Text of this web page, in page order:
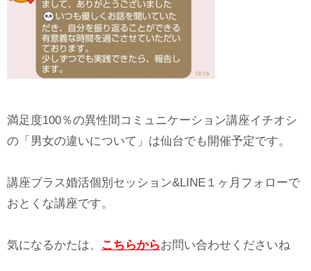
満足度100％の異性間コミュニケーション講座イチオシ
の「男女の違いについて」は仙台でも開催予定です。
講座ブラス婚活個別セッション&LINE１ヶ月フォローで
おとくな講座です。
気になるかたは、 こちらからお問い合わせくださいね